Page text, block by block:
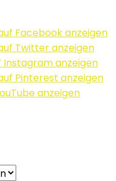
Facebook anzeigen
Twitter anzeigen
Instagram anzeigen
Pinterest anzeigen
anzeigen